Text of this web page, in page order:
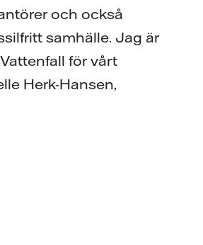
och också
samhälle. Jag är
för vårt
Herk-Hansen,